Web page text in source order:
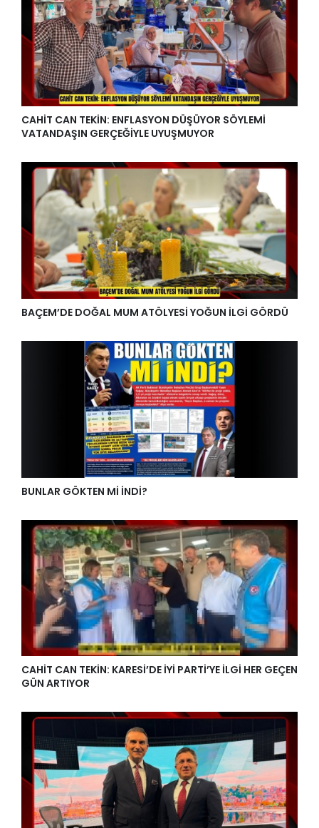
CAHİT CAN TEKİN: ENFLASYON DÜŞÜYOR SÖYLEMİ
VATANDAŞIN GERÇEĞİYLE UYUŞMUYOR
BAÇEM’DE DOĞAL MUM ATÖLYESİ YOĞUN İLGİ GÖRDÜ
BUNLAR GÖKTEN Mİ İNDİ?
CAHİT CAN TEKİN: KARESİ’DE İYİ PARTİ’YE İLGİ HER GEÇEN
GÜN ARTIYOR